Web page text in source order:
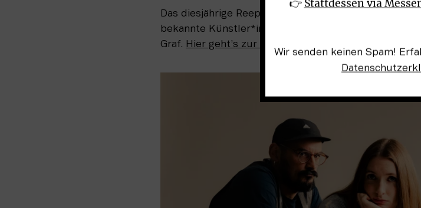
Das diesjährige Reeperbahn Festival ist vollgepackt
bekannte Künstler*innen wie MØ, Everything
Graf. Hier geht’s zur Gesamtübersicht aller
👉 Stattdessen via